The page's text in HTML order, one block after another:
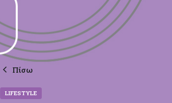
Πίσω
LIFESTYLE